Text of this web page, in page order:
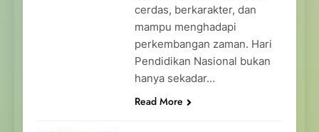
cerdas, berkarakter, dan
mampu menghadapi
perkembangan zaman. Hari
Pendidikan Nasional bukan
hanya sekadar…
Read More